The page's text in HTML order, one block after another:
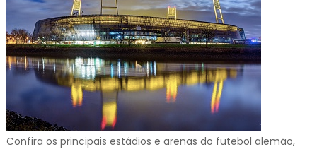
Confira os principais estádios e arenas do futebol alemão,